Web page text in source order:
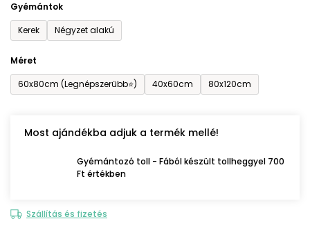
Gyémántok
Kerek
Négyzet alakú
Méret
60x80cm (Legnépszerűbb⭐)
40x60cm 80x120cm
Most ajándékba adjuk a termék mellé!
Gyémántozó toll - Fából készült tollheggyel 700
Ft értékben
Szállítás és fizetés